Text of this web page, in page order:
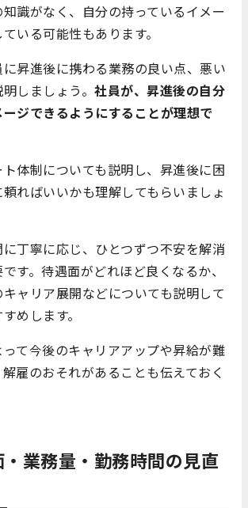
識がなく、自分の持っているイメー
いる可能性もあります。
昇進後に携わる業務の良い点、悪い
しましょう。 社員が、昇進後の自分
ジできるようにすることが理想で
体制についても説明し、昇進後に困
ればいいかも理解してもらいましょ
丁寧に応じ、ひとつずつ不安を解消
す。待遇面がどれほど良くなるか、
ャリア展開などについても説明して
めします。
て今後のキャリアアップや昇給が難
雇のおそれがあることも伝えておく
業務量・勤務時間の見直